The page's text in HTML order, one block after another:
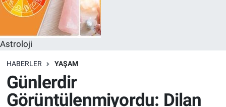
Astroloji
HABERLER YAŞAM
Günlerdir
Görüntülenmiyordu: Dilan